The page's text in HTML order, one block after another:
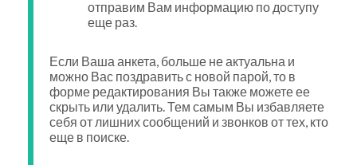
отправим Вам информацию по доступу
еще раз.
Если Ваша анкета, больше не актуальна и
можно Вас поздравить с новой парой, то в
форме редактирования Вы также можете ее
скрыть или удалить. Тем самым Вы избавляете
себя от лишних сообщений и звонков от тех, кто
еще в поиске.